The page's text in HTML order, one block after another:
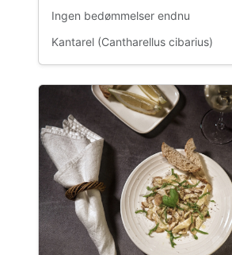
Ingen bedømmelser endnu
Kantarel (Cantharellus cibarius)